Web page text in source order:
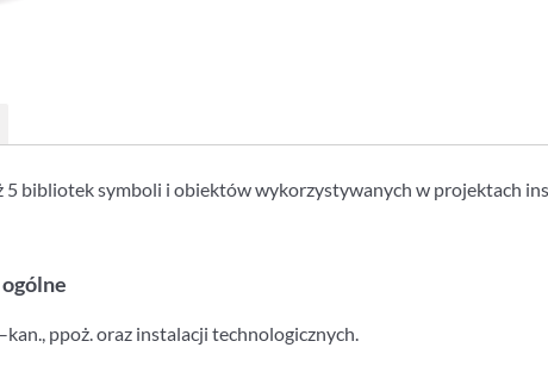
5 bibliotek symboli i obiektów wykorzystywanych w projektach
ppoż. oraz instalacji technologicznych.